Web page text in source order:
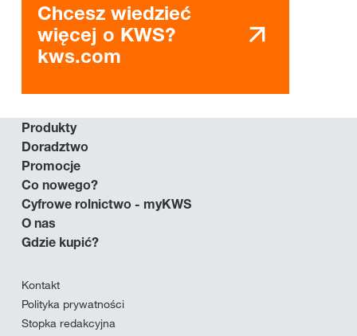
Chcesz wiedzieć
więcej o KWS?
kws.com
Produkty
Doradztwo
Promocje
Co nowego?
Cyfrowe rolnictwo - myKWS
O nas
Gdzie kupić?
Kontakt
Polityka prywatności
Stopka redakcyjna